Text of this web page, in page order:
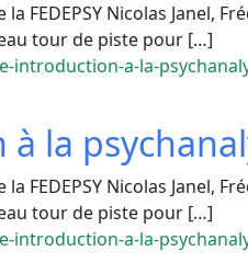
FEDEPSY Nicolas Janel,
tour de piste pour […]
a-la-
la
FEDEPSY Nicolas Janel,
tour de piste pour […]
a-la-